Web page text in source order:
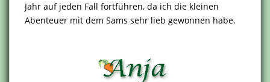
Jahr auf jeden Fall fortführen, da ich die kleinen
Abenteuer mit dem Sams sehr lieb gewonnen habe.